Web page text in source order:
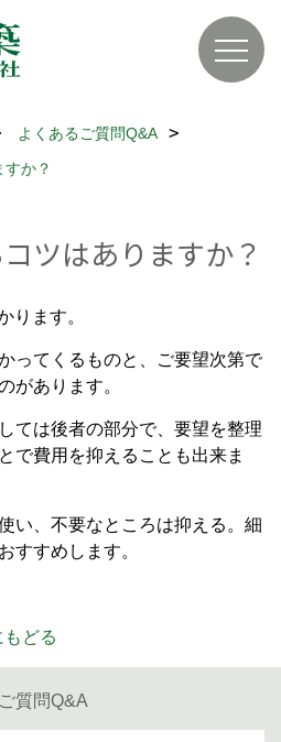
よくあるご質問Q&A
か？
ツはありますか？
ります。
ってくるものと、ご要望次第で
があります。
ては後者の部分で、要望を整理
で費用を抑えることも出来ま
い、不要なところは抑える。細
すすめします。
どる
質問Q&A